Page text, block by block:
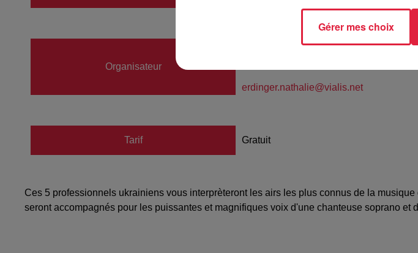
Organisateur
ERDINGER NATHALIE
erdinger.nathalie@vialis.net
Tarif Gratuit
Ces 5 professionnels ukrainiens vous interprèteront les airs les plus connus de la
seront accompagnés pour les puissantes et magnifiques voix d'une chanteuse soprano et
Gérer mes choix